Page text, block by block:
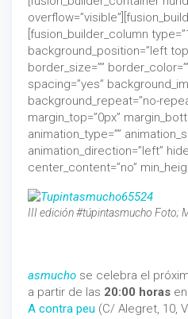
[fusion_builder_column
background_position=”left
border_size=””
spacing=”yes”
background_repeat=”no-
margin_top=”0px”
animation_type=””
animation_direction=”left”
center_content=”no”
III edición #túpintasmucho Foto;
asmucho se celebra el
a partir de las 20:00 horas
A contra peu (C/ Alegret, 10,